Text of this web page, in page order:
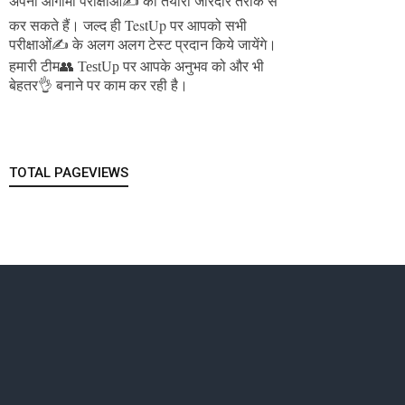
कर सकते हैं।जल्द ही TestUp पर आपको सभी
परीक्षाओं✍️ के अलग अलग टेस्ट प्रदान किये जायेंगे।
हमारी टीम👥 TestUp पर आपके अनुभव को और भी
बेहतर👌 बनाने पर काम कर रही है।
TOTAL PAGEVIEWS